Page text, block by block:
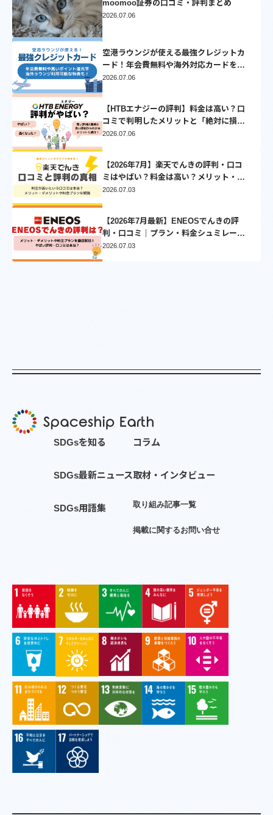
moomoo証券の口コミ・評判まとめ
2026.07.06
空港ラウンジが使える最強クレジットカ
ード！年会費無料や海外対応カードを厳
選
2026.07.06
【HTBエナジーの評判】料金は高い？口
コミで判明したメリットと「絶対に損し
ない」乗り換え先3選
2026.07.06
【2026年7月】楽天でんきの評判・口コ
ミはやばい？料金は高い？メリット・デ
メリットを徹底比較
2026.07.03
【2026年7月最新】ENEOSでんきの評
判・口コミ｜プラン・料金シュミレーシ
ョンとVポイントについて徹底解説
2026.07.03
SDGsを知る
SDGs最新ニュース
SDGs用語集
コラム
取材・ イ ンタ ビュー
取り組み記事一覧
掲載に関するお問い合せ